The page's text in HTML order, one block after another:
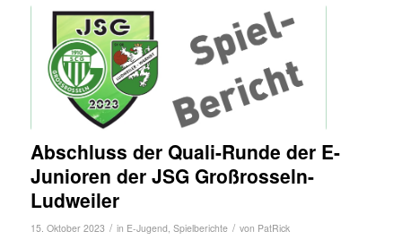
Abschluss der Quali-Runde der E-
Junioren der JSG Großrosseln-
Ludweiler
15. Oktober 2023 / in E-Jugend, Spielberichte / von PatRick